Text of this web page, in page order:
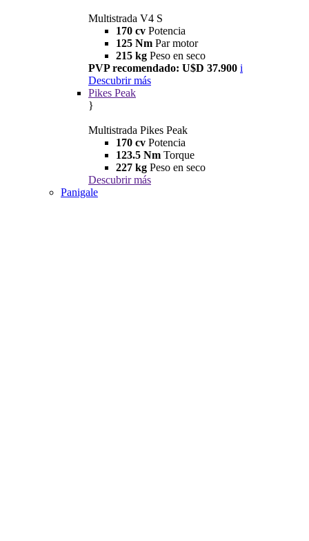
Multistrada V4 S
170 cv Potencia
125 Nm Par motor
215 kg Peso en seco
PVP recomendado: U$D 37.900 i
Descubrir más
Pikes Peak
}
Multistrada Pikes Peak
170 cv Potencia
123.5 Nm Torque
227 kg Peso en seco
Descubrir más
Panigale